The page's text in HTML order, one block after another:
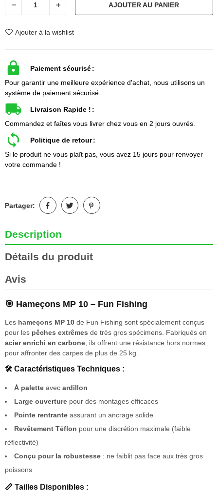
AJOUTER AU PANIER
Ajouter à la wishlist
Paiement sécurisé
Pour garantir une meilleure expérience d'achat, nous utilisons un
système de paiement sécurisé.
Livraison Rapide !
Commandez et faîtes vous livrer chez vous en 2 jours ouvrés.
Politique de retour
Si le produit ne vous plaît pas, vous avez 15 jours pour renvoyer
votre commande !
Partager:
Description
Détails du produit
Avis
🎯 Hameçons MP 10 – Fun Fishing
Les hameçons MP 10 de Fun Fishing sont spécialement conçus
pour les pêches extrêmes de très gros spécimens. Fabriqués en
acier enrichi en carbone , ils offrent une résistance hors normes
pour affronter des carpes de plus de 25 kg.
🛠️ Caractéristiques Techniques :
À palette avec ardillon
Large ouverture pour des montages efficaces
Pointe rentrante assurant un ancrage solide
Revêtement Téflon pour une discrétion maximale (faible
réflectivité)
Conçu pour la robustesse : ne faiblit pas face aux très gros
poissons
📏 Tailles Disponibles :